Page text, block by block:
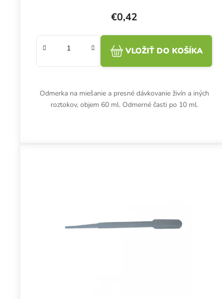
€0,42
VLOŽIŤ DO KOŠÍKA
Odmerka na miešanie a presné dávkovanie živín a iných
roztokov, objem 60 ml. Odmerné časti po 10 ml.